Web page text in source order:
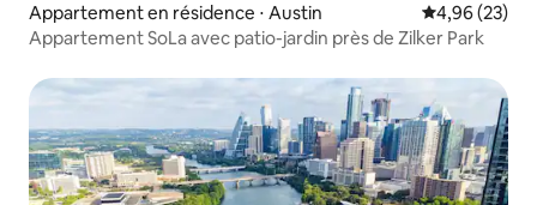
Appartement en résidence ⋅ Austin Évaluation
4,96 (23)
Appartement SoLa avec patio-jardin près de Zilker Park